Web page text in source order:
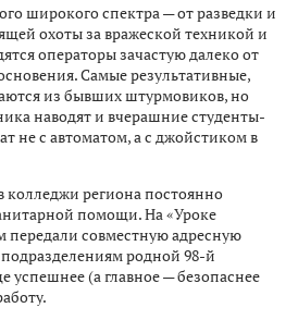
широкого спектра — от разведки и
охоты за вражеской техникой и
операторы зачастую далеко от
Самые результативные,
из бывших штурмовиков, но
наводят и вчерашние студенты-
не с автоматом, а с джойстиком в
региона постоянно
помощи. На «Уроке
передали совместную адресную
родной 98-й
успешнее (а главное — безопаснее